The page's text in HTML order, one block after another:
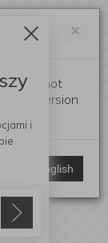
×
is not
version
to English
i